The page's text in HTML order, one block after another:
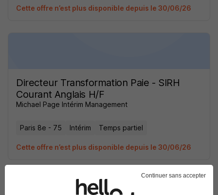
Cette offre n’est plus disponible depuis le 30/06/26
Directeur Transformation Paie - SIRH
Courant Anglais H/F
Michael Page Intérim Management
Paris 8e - 75 Intérim Temps partiel
Cette offre n’est plus disponible depuis le 30/06/26
Continuer sans accepter